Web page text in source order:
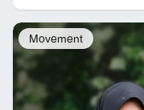
Movement